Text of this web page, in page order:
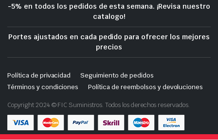
-5% en todos los pedidos de esta semana. ¡Revisa nuestro
catalogo!
Portes ajustados en cada pedido para ofrecer los mejores
precios
Política de privacidad
Seguimiento de pedidos
Términos y condiciones
Política de reembolsos y devoluciones
Copyright 2024 © FIC Suministros. Todos los derechos reservados.